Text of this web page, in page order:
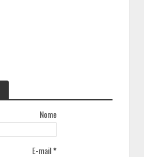
Nome
E-mail*